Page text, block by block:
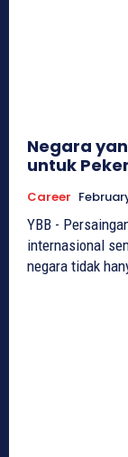
Negara
untuk
Career
YBB -
internasional
negara tidak